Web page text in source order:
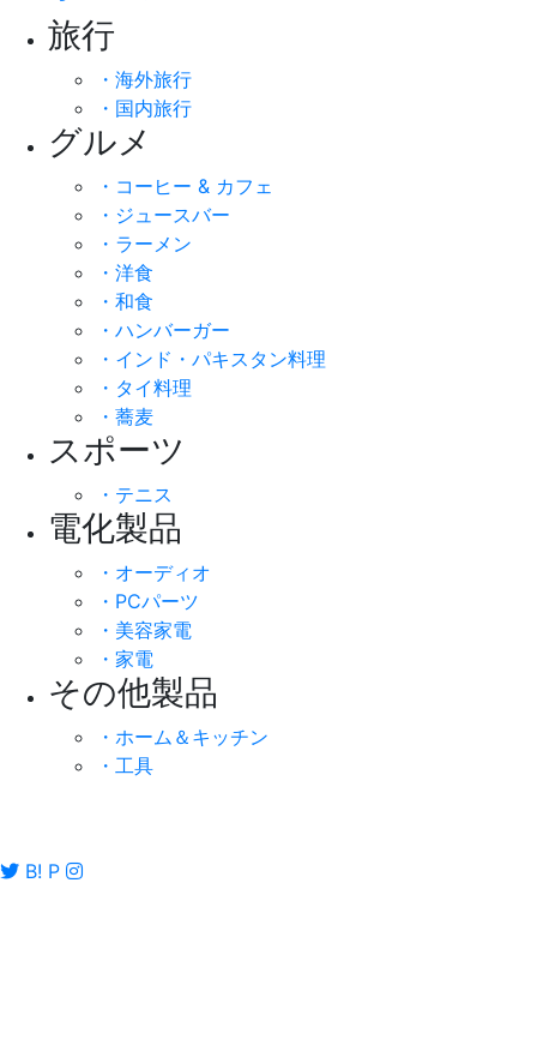
旅行
・海外旅行
・国内旅行
グルメ
・コーヒー & カフェ
・ジュースバー
・ラーメン
・洋食
・和食
・ハンバーガー
・インド・パキスタン料理
・タイ料理
・蕎麦
スポーツ
・テニス
電化製品
・オーディオ
・PCパーツ
・美容家電
・家電
その他製品
・ホーム＆キッチン
・工具
B! P